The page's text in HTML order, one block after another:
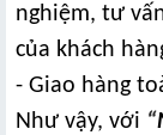
nghiệm, tư
của khách
- Giao hàng
Như vậy, với “